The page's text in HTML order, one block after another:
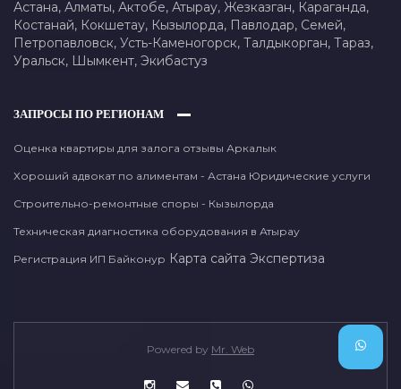
Астана, Алматы, Актобе, Атырау, Жезказган, Караганда,
Костанай, Кокшетау, Кызылорда, Павлодар, Семей,
Петропавловск, Усть-Каменогорск, Талдыкорган, Тараз,
Уральск, Шымкент, Экибастуз
ЗАПРОСЫ ПО РЕГИОНАМ
Оценка квартиры для залога отзывы Аркалык
Хороший адвокат по алиментам - Астана Юридические услуги
Строительно-ремонтные споры - Кызылорда
Техническая диагностика оборудования в Атырау
Регистрация ИП Байконур Карта сайта Экспертиза
Powered by Mr. Web